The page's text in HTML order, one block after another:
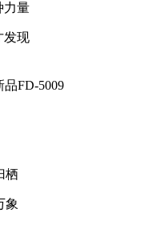
力量
发现
FD-5009
栖
象